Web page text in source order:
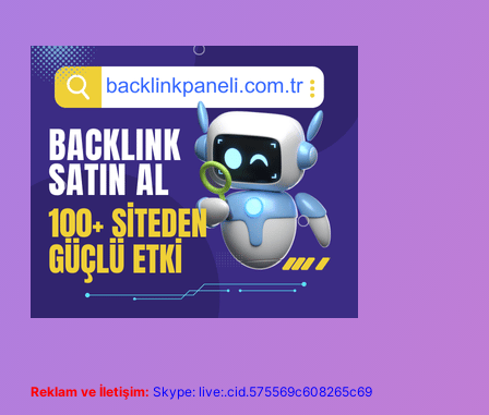
Reklam ve İletişim: Skype: live:.cid.575569c608265c69